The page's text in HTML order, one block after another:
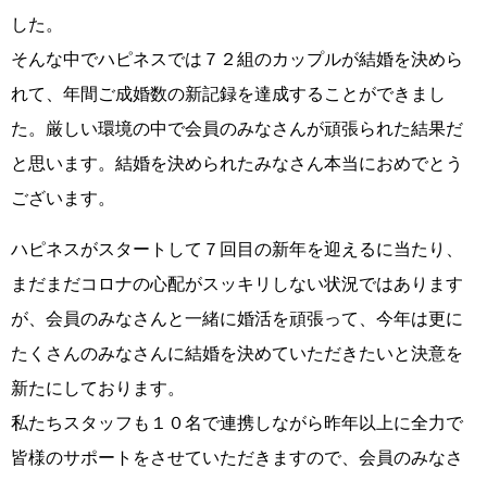
した。
そんな中でハピネスでは７２組のカップルが結婚を決めら
れて、年間ご成婚数の新記録を達成することができまし
た。厳しい環境の中で会員のみなさんが頑張られた結果だ
と思います。結婚を決められたみなさん本当におめでとう
ございます。
ハピネスがスタートして７回目の新年を迎えるに当たり、
まだまだコロナの心配がスッキリしない状況ではあります
が、会員のみなさんと一緒に婚活を頑張って、今年は更に
たくさんのみなさんに結婚を決めていただきたいと決意を
新たにしております。
私たちスタッフも１０名で連携しながら昨年以上に全力で
皆様のサポートをさせていただきますので、会員のみなさ